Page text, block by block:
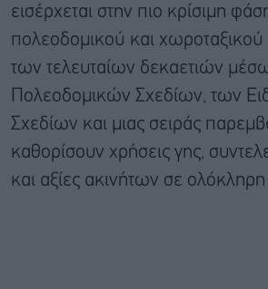
εισέρχεται στην πιο κρίσιμη
πολεοδομικού και
των τελευταίων δεκαετιών
Πολεοδομικών Σχεδίων, των
Σχεδίων και μιας σειράς
καθορίσουν χρήσεις γης,
και αξίες ακινήτων σε